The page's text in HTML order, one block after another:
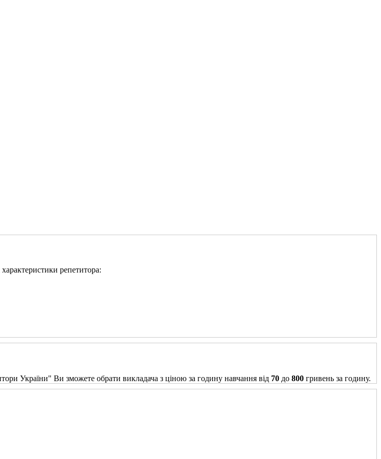
характеристики репетитора:
України" Ви зможете обрати викладача з ціною за годину навчання від 70 до 800 гривень за годину.